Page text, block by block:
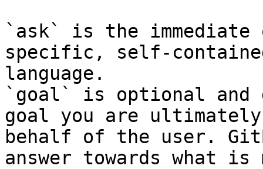
`ask` is the
specific, self-
language.
`goal` is optional and
goal you are
behalf of the user.
answer towards what